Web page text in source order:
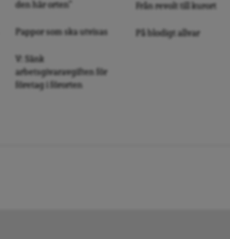
den här orten”
Pappor som ska utvisas
V: Sänk
arbetsgivaravgiften för
företag i förorten
Från revolt till kurort
På blodigt allvar